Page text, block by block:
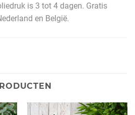
is 3 tot 4 dagen. Gratis
en België.